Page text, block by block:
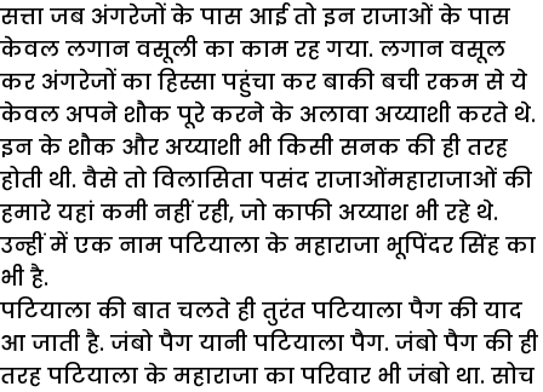
सत्ता जब अंगरेजों के पास आई तो इन राजाओं के पास
केवल लगान वसूली का काम रह गया. लगान वसूल
कर अंगरेजों का हिस्सा पहुंचा कर बाकी बची रकम से ये
केवल अपने शौक पूरे करने के अलावा अय्याशी करते थे.
इन के शौक और अय्याशी भी किसी सनक की ही तरह
होती थी. वैसे तो विलासिता पसंद राजाओंमहाराजाओं की
हमारे यहां कमी नहीं रही, जो काफी अय्याश भी रहे थे.
उन्हीं में एक नाम पटियाला के महाराजा भूपिंदर सिंह का
भी है.
पटियाला की बात चलते ही तुरंत पटियाला पैग की याद
आ जाती है. जंबो पैग यानी पटियाला पैग. जंबो पैग की ही
तरह पटियाला के महाराजा का परिवार भी जंबो था. सोच